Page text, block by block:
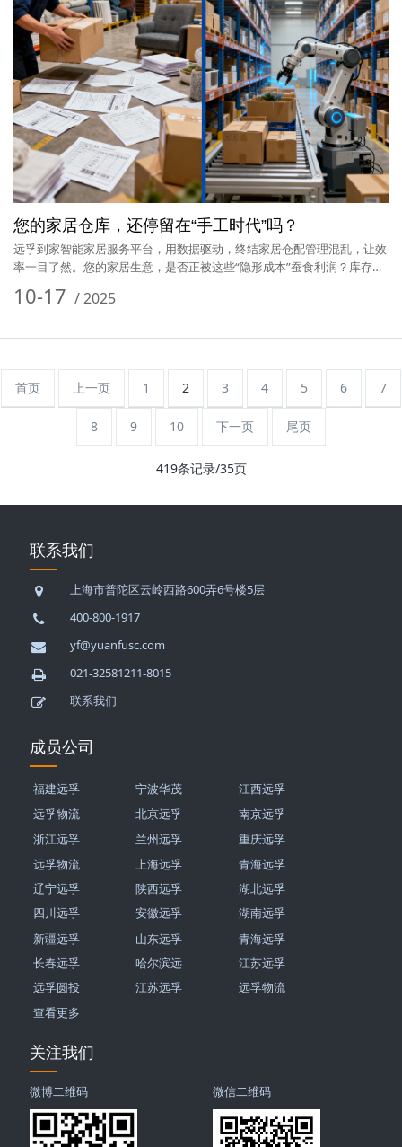
您的家居仓库，还停留在“手工时代”吗？
远孚到家智能家居服务平台，用数据驱动，终结家居仓配管理混乱，让效
率一目了然。您的家居生意，是否正被这些“隐形成本”蚕食利润？库存一
10-17 /2025
首页 上一页 1 2 3 4 5 6 7
8 9 10 下一页 尾页
419条记录/35页
联系我们
上海市普陀区云岭西路600弄6号楼5层
400-800-1917
yf@yuanfusc.com
021-32581211-8015
联系我们
成员公司
福建远孚 宁波华茂
江西远孚
远孚物流
北京远孚
南京远孚
浙江远孚
兰州远孚
重庆远孚
远孚物流
上海远孚
青海远孚
辽宁远孚
陕西远孚
湖北远孚
四川远孚
安徽远孚
湖南远孚
新疆远孚
山东远孚
青海远孚
长春远孚
哈尔滨远
江苏远孚
远孚圆投
江苏远孚
远孚物流
查看更多
关注我们
微博二维码 微信二维码